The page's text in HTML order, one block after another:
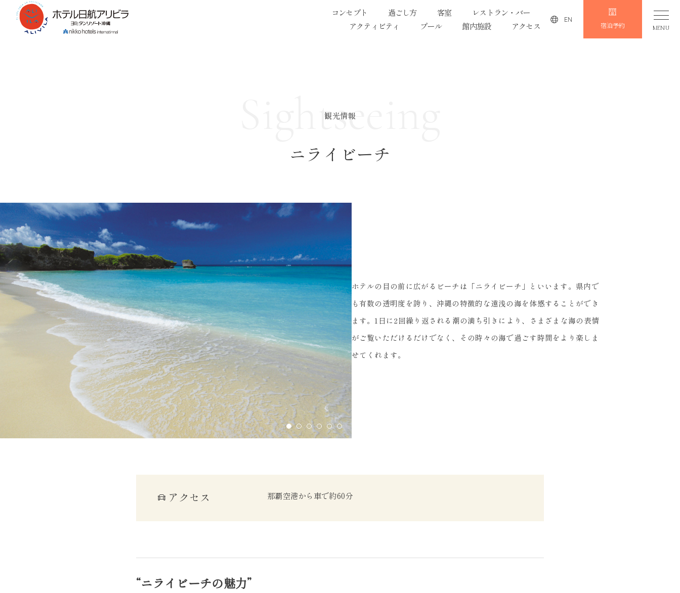
コンセプト 過ごし方 客室
レストラン・バー
アクティビティ
プール 館内施設 アクセス
EN
宿泊予約 MENU
Sightseeing
観光情報
ニライビーチ
ホテルの目の前に広がるビーチは「ニライビーチ」といいます。県内で
も有数の透明度を誇り、沖縄の特徴的な遠浅の海を体感することができ
ます。1日に2回繰り返される潮の満ち引きにより、さまざまな海の表情
がご覧いただけるだけでなく、その時々の海で過ごす時間をより楽しま
せてくれます。
アクセス 那覇空港から車で約60分
“ニライビーチの魅力”